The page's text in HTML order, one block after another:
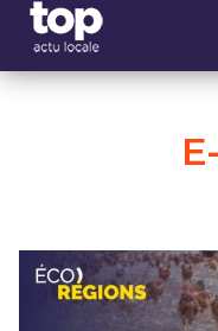
Panneau de gestion